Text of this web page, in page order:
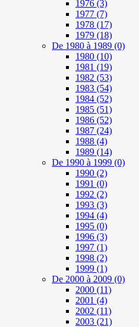
1976 (3)
1977 (7)
1978 (17)
1979 (18)
De 1980 à 1989 (0)
1980 (10)
1981 (19)
1982 (53)
1983 (54)
1984 (52)
1985 (51)
1986 (52)
1987 (24)
1988 (4)
1989 (14)
De 1990 à 1999 (0)
1990 (2)
1991 (0)
1992 (2)
1993 (3)
1994 (4)
1995 (0)
1996 (3)
1997 (1)
1998 (2)
1999 (1)
De 2000 à 2009 (0)
2000 (11)
2001 (4)
2002 (11)
2003 (21)